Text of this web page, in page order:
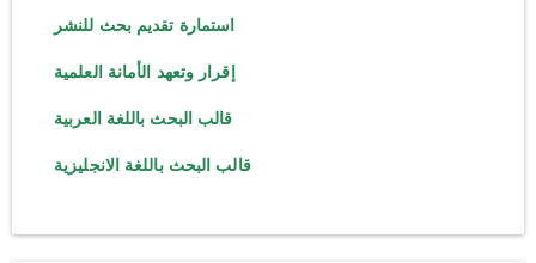
استمارة تقديم بحث للنشر
إقرار وتعهد الأمانة العلمية
قالب البحث باللغة العربية
قالب البحث باللغة الانجليزية